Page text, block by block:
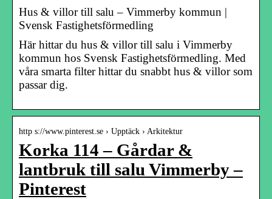
Hus & villor till salu – Vimmerby kommun |
Svensk Fastighetsförmedling
Här hittar du hus & villor till salu i Vimmerby
kommun hos Svensk Fastighetsförmedling. Med
våra smarta filter hittar du snabbt hus & villor som
passar dig.
http s://www.pinterest.se › Upptäck › Arkitektur
Korka 114 – Gårdar &
lantbruk till salu Vimmerby –
Pinterest